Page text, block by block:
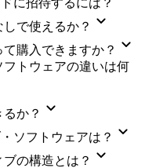
に招待するには？
しで使えるか？
購入できますか？
フトウェアの違いは何
か？
ソフトウェアは？
の構造とは？